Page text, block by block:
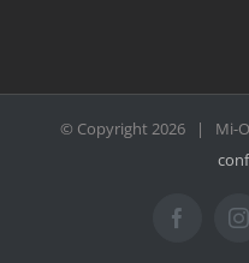
© Copyright2026 | Mi-